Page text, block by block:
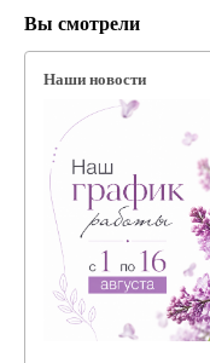
Вы смотрели
Наши новости